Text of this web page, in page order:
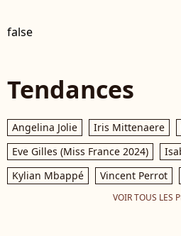
false
Tendances
Angelina Jolie Iris Mittenaere
Eve Gilles (Miss France 2024)
Kylian Mbappé
Vincent Perrot
VOIR TOUS LES